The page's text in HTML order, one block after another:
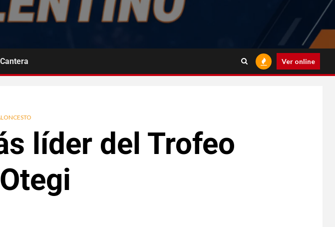
Cantera Ver online
líder del Trofeo